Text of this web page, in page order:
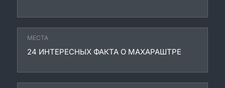
МЕСТА
24 ИНТЕРЕСНЫХ ФАКТА О МАХАРАШТРЕ